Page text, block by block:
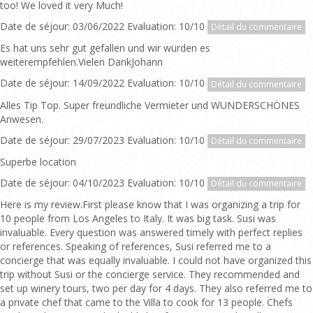
too! We loved it very Much!
Date de séjour: 03/06/2022 Evaluation: 10/10
Détail du commentaire
Es hat uns sehr gut gefallen und wir würden es
weiterempfehlen.Vielen DankJohann
Date de séjour: 14/09/2022 Evaluation: 10/10
Détail du commentaire
Alles Tip Top. Super freundliche Vermieter und WUNDERSCHÖNES
Anwesen.
Date de séjour: 29/07/2023 Evaluation: 10/10
Détail du commentaire
Superbe location
Date de séjour: 04/10/2023 Evaluation: 10/10
Détail du commentaire
Here is my review.First please know that I was organizing a trip for
10 people from Los Angeles to Italy. It was big task. Susi was
invaluable. Every question was answered timely with perfect replies
or references. Speaking of references, Susi referred me to a
concierge that was equally invaluable. I could not have organized this
trip without Susi or the concierge service. They recommended and
set up winery tours, two per day for 4 days. They also referred me to
a private chef that came to the Villa to cook for 13 people. Chefs